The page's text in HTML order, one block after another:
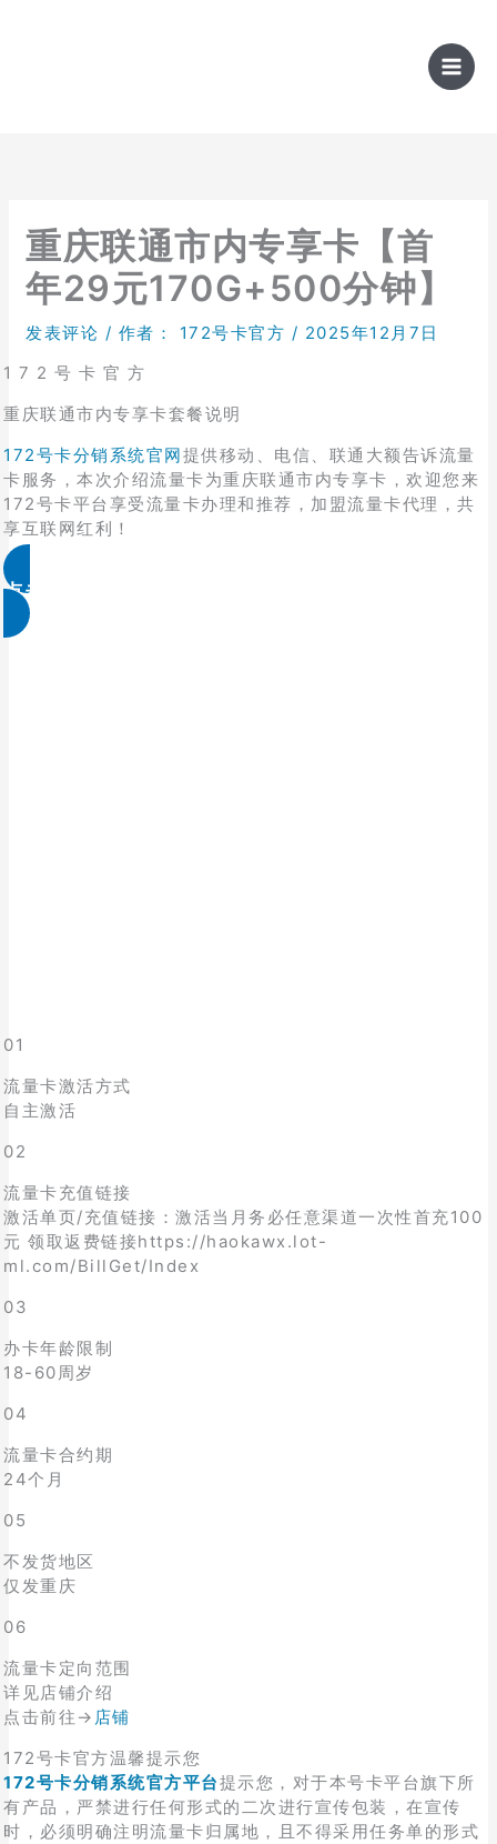
重庆联通市内专享卡【首
年29元170G+500分钟】
发表评论 / 作者： 172号卡官方 / 2025年12月7日
1 7 2 号 卡 官 方
重庆联通市内专享卡套餐说明
172号卡分销系统官网提供移动、电信、联通大额告诉流量
卡服务，本次介绍流量卡为重庆联通市内专享卡，欢迎您来
172号卡平台享受流量卡办理和推荐，加盟流量卡代理，共
享互联网红利！
点击免费领取
01
流量卡激活方式
自主激活
02
流量卡充值链接
激活单页/充值链接：激活当月务必任意渠道一次性首充100
元 领取返费链接https://haokawx.lot-
ml.com/BillGet/Index
03
办卡年龄限制
18-60周岁
04
流量卡合约期
24个月
05
不发货地区
仅发重庆
06
流量卡定向范围
详见店铺介绍
点击前往→ 店铺
172号卡官方温馨提示您
172号卡分销系统官方平台提示您，对于本号卡平台旗下所
有产品，严禁进行任何形式的二次进行宣传包装，在宣传
时，必须明确注明流量卡归属地，且不得采用任务单的形式